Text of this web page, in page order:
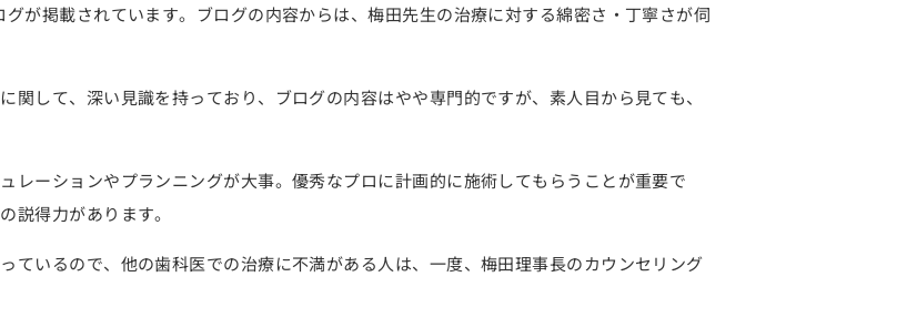
が掲載されています。ブログの内容からは、梅田先生の治療に対する綿密さ・丁寧さが伺
して、深い見識を持っており、ブログの内容はやや専門的ですが、素人目から見ても、
レーションやプランニングが大事。優秀なプロに計画的に施術してもらうことが重要で
説得力があります。
ているので、他の歯科医での治療に不満がある人は、一度、梅田理事長のカウンセリング